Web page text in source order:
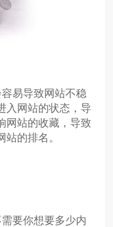
易导致网站不稳
入网站的状态，导
网站的收藏，导致
的排名。
要你想要多少内